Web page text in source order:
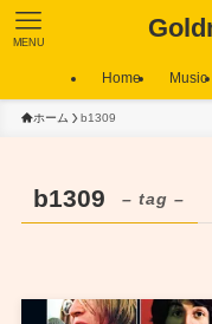
MENU
Home Music
ホーム b1309
b1309 – tag –